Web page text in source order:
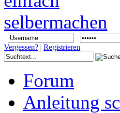
Vergessen? | Registrieren
Forum
Anleitung